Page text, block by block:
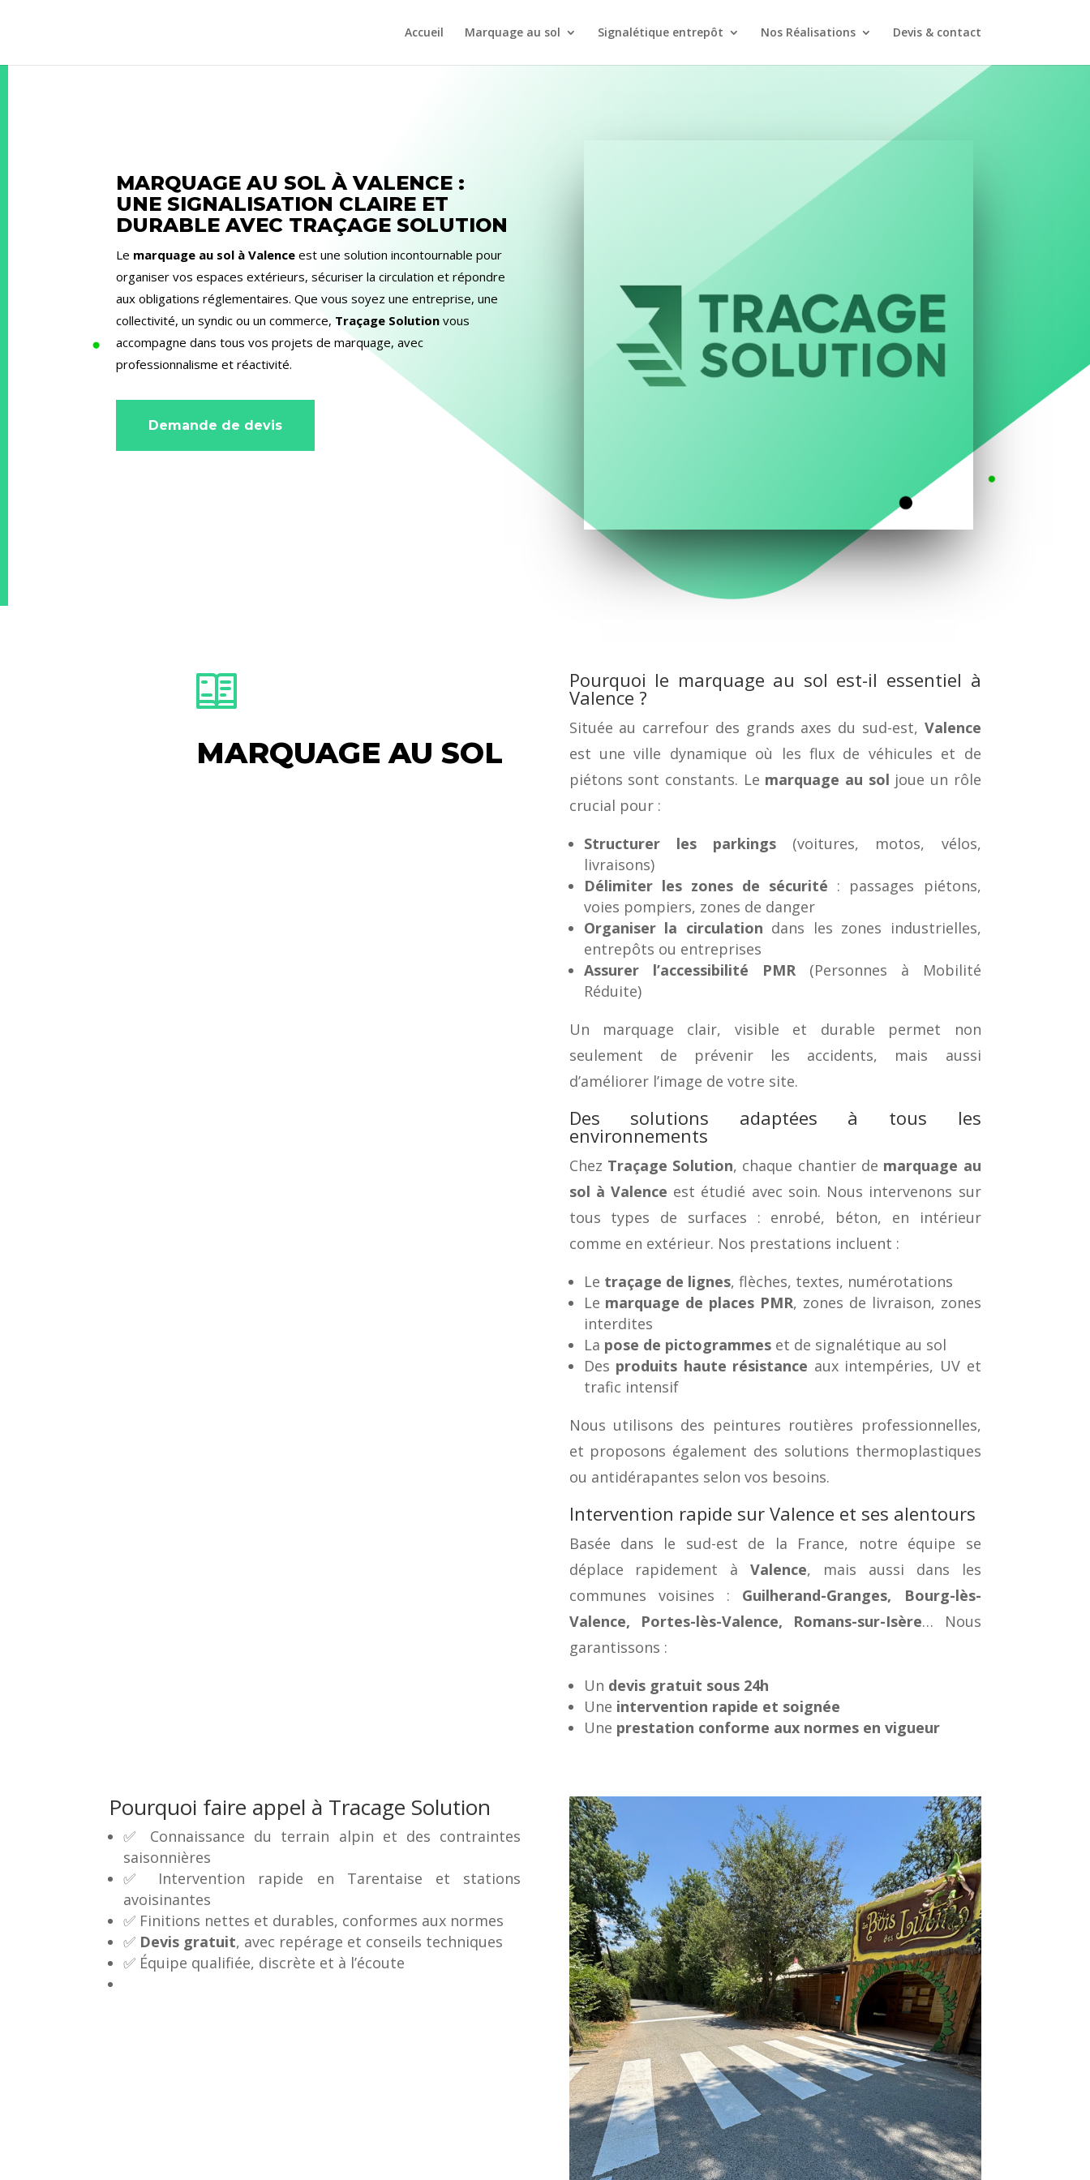
Accueil Marquage au sol Signalétique entrepôt Nos Réalisations Devis & contact
MARQUAGE AU SOL À VALENCE :
UNE SIGNALISATION CLAIRE ET
DURABLE AVEC TRAÇAGE SOLUTION
Le marquage au sol à Valence est une solution incontournable pour
organiser vos espaces extérieurs, sécuriser la circulation et répondre
aux obligations réglementaires. Que vous soyez une entreprise, une
collectivité, un syndic ou un commerce, Traçage Solution vous
accompagne dans tous vos projets de marquage, avec
professionnalisme et réactivité.
Demande de devis
MARQUAGE AU SOL
Pourquoi le marquage au sol est-il essentiel à
Valence ?
Située au carrefour des grands axes du sud-est, Valence
est une ville dynamique où les flux de véhicules et de
piétons sont constants. Le marquage au sol joue un rôle
crucial pour :
Structurer les parkings(voitures, motos, vélos,
livraisons)
Délimiter les zones de sécurité : passages piétons,
voies pompiers, zones de danger
Organiser la circulation dans les zones industrielles,
entrepôts ou entreprises
Assurer l’accessibilité PMR(Personnes à Mobilité
Réduite)
Un marquage clair, visible et durable permet non
seulement de prévenir les accidents, mais aussi
d’améliorer l’image de votre site.
Des solutions adaptées à tous les
environnements
Chez Traçage Solution, chaque chantier de marquage au
sol à Valence est étudié avec soin. Nous intervenons sur
tous types de surfaces : enrobé, béton, en intérieur
comme en extérieur. Nos prestations incluent :
Le traçage de lignes, flèches, textes, numérotations
Le marquage de places PMR, zones de livraison, zones
interdites
La pose de pictogrammeset de signalétique au sol
Des produits haute résistance aux intempéries, UV et
trafic intensif
Nous utilisons des peintures routières professionnelles,
et proposons également des solutions thermoplastiques
ou antidérapantes selon vos besoins.
Intervention rapide sur Valence et ses alentours
Basée dans le sud-est de la France, notre équipe se
déplace rapidement àValence, mais aussi dans les
communes voisines : Guilherand-Granges, Bourg-lès-
Valence, Portes-lès-Valence, Romans-sur-Isère… Nous
garantissons :
Un devis gratuit sous 24h
Une intervention rapide et soignée
Une prestation conforme aux normes en vigueur
Pourquoi faire appel à Tracage Solution
✅ Connaissance du terrain alpin et des contraintes
saisonnières
✅ Intervention rapide en Tarentaise et stations
avoisinantes
✅ Finitions nettes et durables, conformes aux normes
✅ Devis gratuit, avec repérage et conseils techniques
✅ Équipe qualifiée, discrète et à l’écoute